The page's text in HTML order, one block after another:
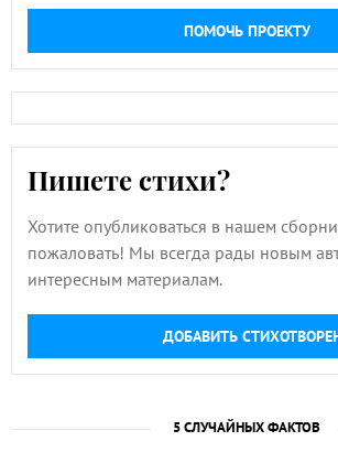
ПОМОЧЬ ПРОЕКТУ
Пишете стихи?
Хотите опубликоваться в нашем
пожаловать! Мы всегда рады новым
интересным материалам.
ДОБАВИТЬ
5 СЛУЧАЙНЫХ ФАКТОВ